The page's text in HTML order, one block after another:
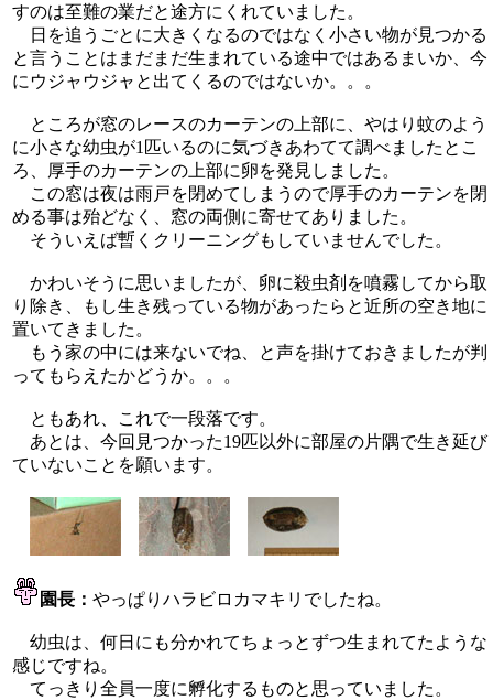
すのは至難の業だと途方にくれていました。
日を追うごとに大きくなるのではなく小さい物が見つかる
と言うことはまだまだ生まれている途中ではあるまいか、今
にウジャウジャと出てくるのではないか。。。
ところが窓のレースのカーテンの上部に、やはり蚊のよう
に小さな幼虫が1匹いるのに気づきあわてて調べましたとこ
ろ、厚手のカーテンの上部に卵を発見しました。
この窓は夜は雨戸を閉めてしまうので厚手のカーテンを閉
める事は殆どなく、窓の両側に寄せてありました。
そういえば暫くクリーニングもしていませんでした。
かわいそうに思いましたが、卵に殺虫剤を噴霧してから取
り除き、もし生き残っている物があったらと近所の空き地に
置いてきました。
もう家の中には来ないでね、と声を掛けておきましたが判
ってもらえたかどうか。。。
ともあれ、これで一段落です。
あとは、今回見つかった19匹以外に部屋の片隅で生き延び
ていないことを願います。
園長： やっぱりハラビロカマキリでしたね。
幼虫は、何日にも分かれてちょっとずつ生まれてたような
感じですね。
てっきり全員一度に孵化するものと思っていました。